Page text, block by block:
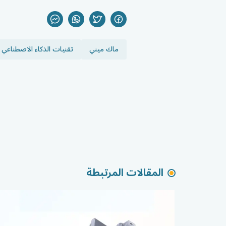
ماك ميني تقنيات الذكاء الاصطناعي
المقالات المرتبطة